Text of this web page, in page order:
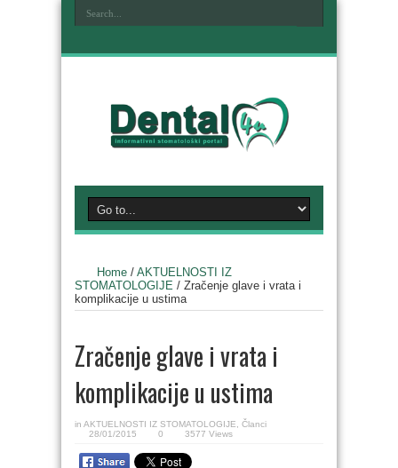
Home / AKTUELNOSTI IZ
STOMATOLOGIJE / Zračenje glave i vrata i
komplikacije u ustima
Zračenje glave i vrata i
komplikacije u ustima
in AKTUELNOSTI IZ STOMATOLOGIJE
Članci
28/01/2015
0 3577 Views